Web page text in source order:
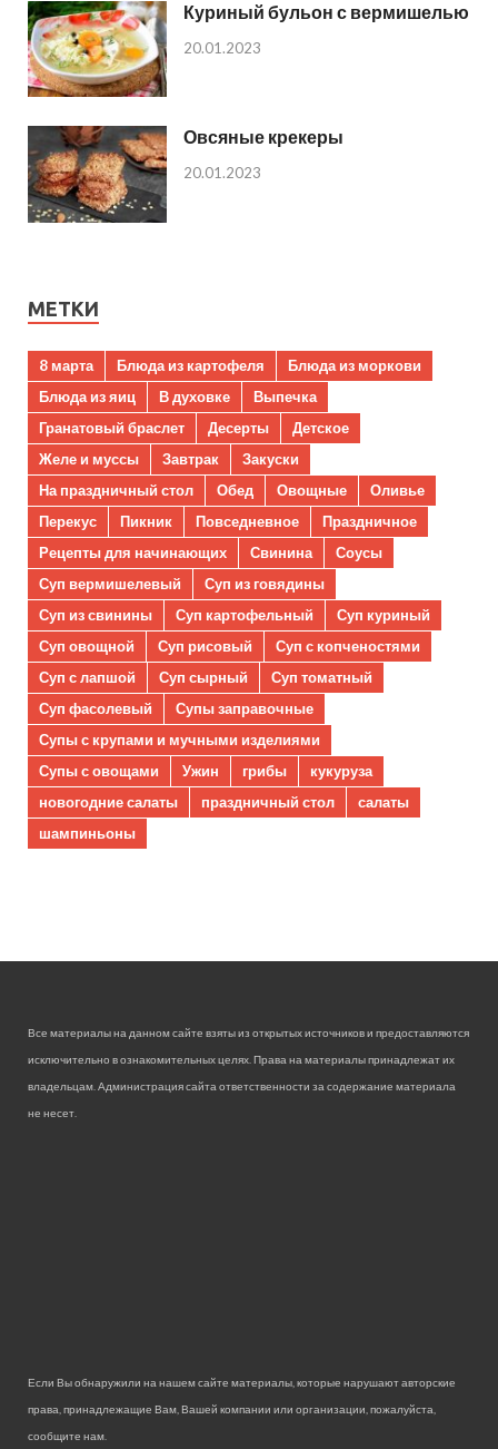
Куриный бульон с вермишелью
20.01.2023
Овсяные крекеры
20.01.2023
МЕТКИ
8 марта Блюда из картофеля
Блюда из моркови
Блюда из яиц
В духовке
Выпечка
Гранатовый браслет
Десерты
Детское
Желе и муссы
Завтрак
Закуски
На праздничный стол
Обед Овощные
Оливье
Перекус
Пикник Повседневное
Праздничное
Рецепты для начинающих
Свинина
Соусы
Суп вермишелевый
Суп из говядины
Суп из свинины
Суп картофельный
Суп куриный
Суп овощной
Суп рисовый
Суп с копченостями
Суп с лапшой
Суп сырный
Суп томатный
Суп фасолевый
Супы заправочные
Супы с крупами и мучными изделиями
Супы с овощами
Ужин грибы
кукуруза
новогодние салаты
праздничный стол
салаты
шампиньоны
Все материалы на данном сайте взяты из открытых источников и предоставляются
исключительно в ознакомительных целях. Права на материалы принадлежат их
владельцам. Администрация сайта ответственности за содержание материала
не несет.
Если Вы обнаружили на нашем сайте материалы, которые нарушают авторские
права, принадлежащие Вам, Вашей компании или организации, пожалуйста,
сообщите нам.